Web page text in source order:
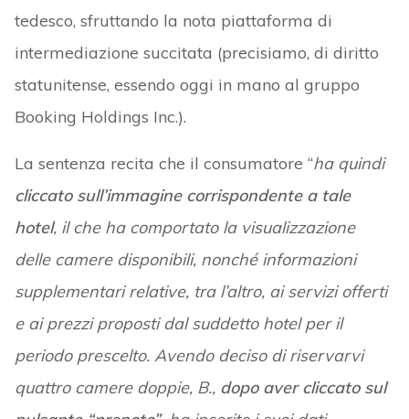
tedesco, sfruttando la nota piattaforma di
intermediazione succitata (precisiamo, di diritto
statunitense, essendo oggi in mano al gruppo
Booking Holdings Inc.).
La sentenza recita che il consumatore “ha quindi
cliccato sull’immagine corrispondente a tale
hotel, il che ha comportato la visualizzazione
delle camere disponibili, nonché informazioni
supplementari relative, tra l’altro, ai servizi offerti
e ai prezzi proposti dal suddetto hotel per il
periodo prescelto. Avendo deciso di riservarvi
quattro camere doppie, B., dopo aver cliccato sul